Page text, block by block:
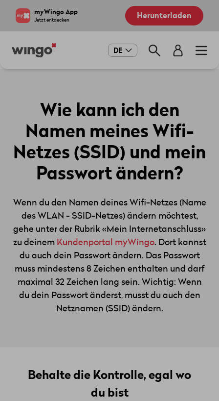
myWingo App
Jetzt entdecken Herunterladen
Main
DE
Wie kann ich den
Namen meines Wifi-
Netzes (SSID) und mein
Passwort ändern?
Wenn du den Namen deines Wifi-Netzes (Name
des WLAN - SSID-Netzes) ändern möchtest,
gehe unter der Rubrik «Mein Internetanschluss»
zu deinem Kundenportal myWingo. Dort kannst
du auch dein Passwort ändern. Das Passwort
muss mindestens 8 Zeichen enthalten und darf
maximal 32 Zeichen lang sein. Wichtig: Wenn
du dein Passwort änderst, musst du auch den
Netznamen (SSID) ändern.
Behalte die Kontrolle, egal wo
du bist